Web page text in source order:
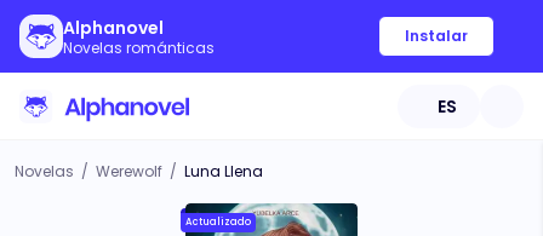
Alphanovel
Novelas románticas
Instalar
ES
Novelas / Werewolf / Luna Llena
Actualizado